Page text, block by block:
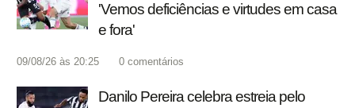
'Vemos deficiências e virtudes em casa
e fora'
09/08/26 às 20:25 0 comentários
Danilo Pereira celebra estreia pelo